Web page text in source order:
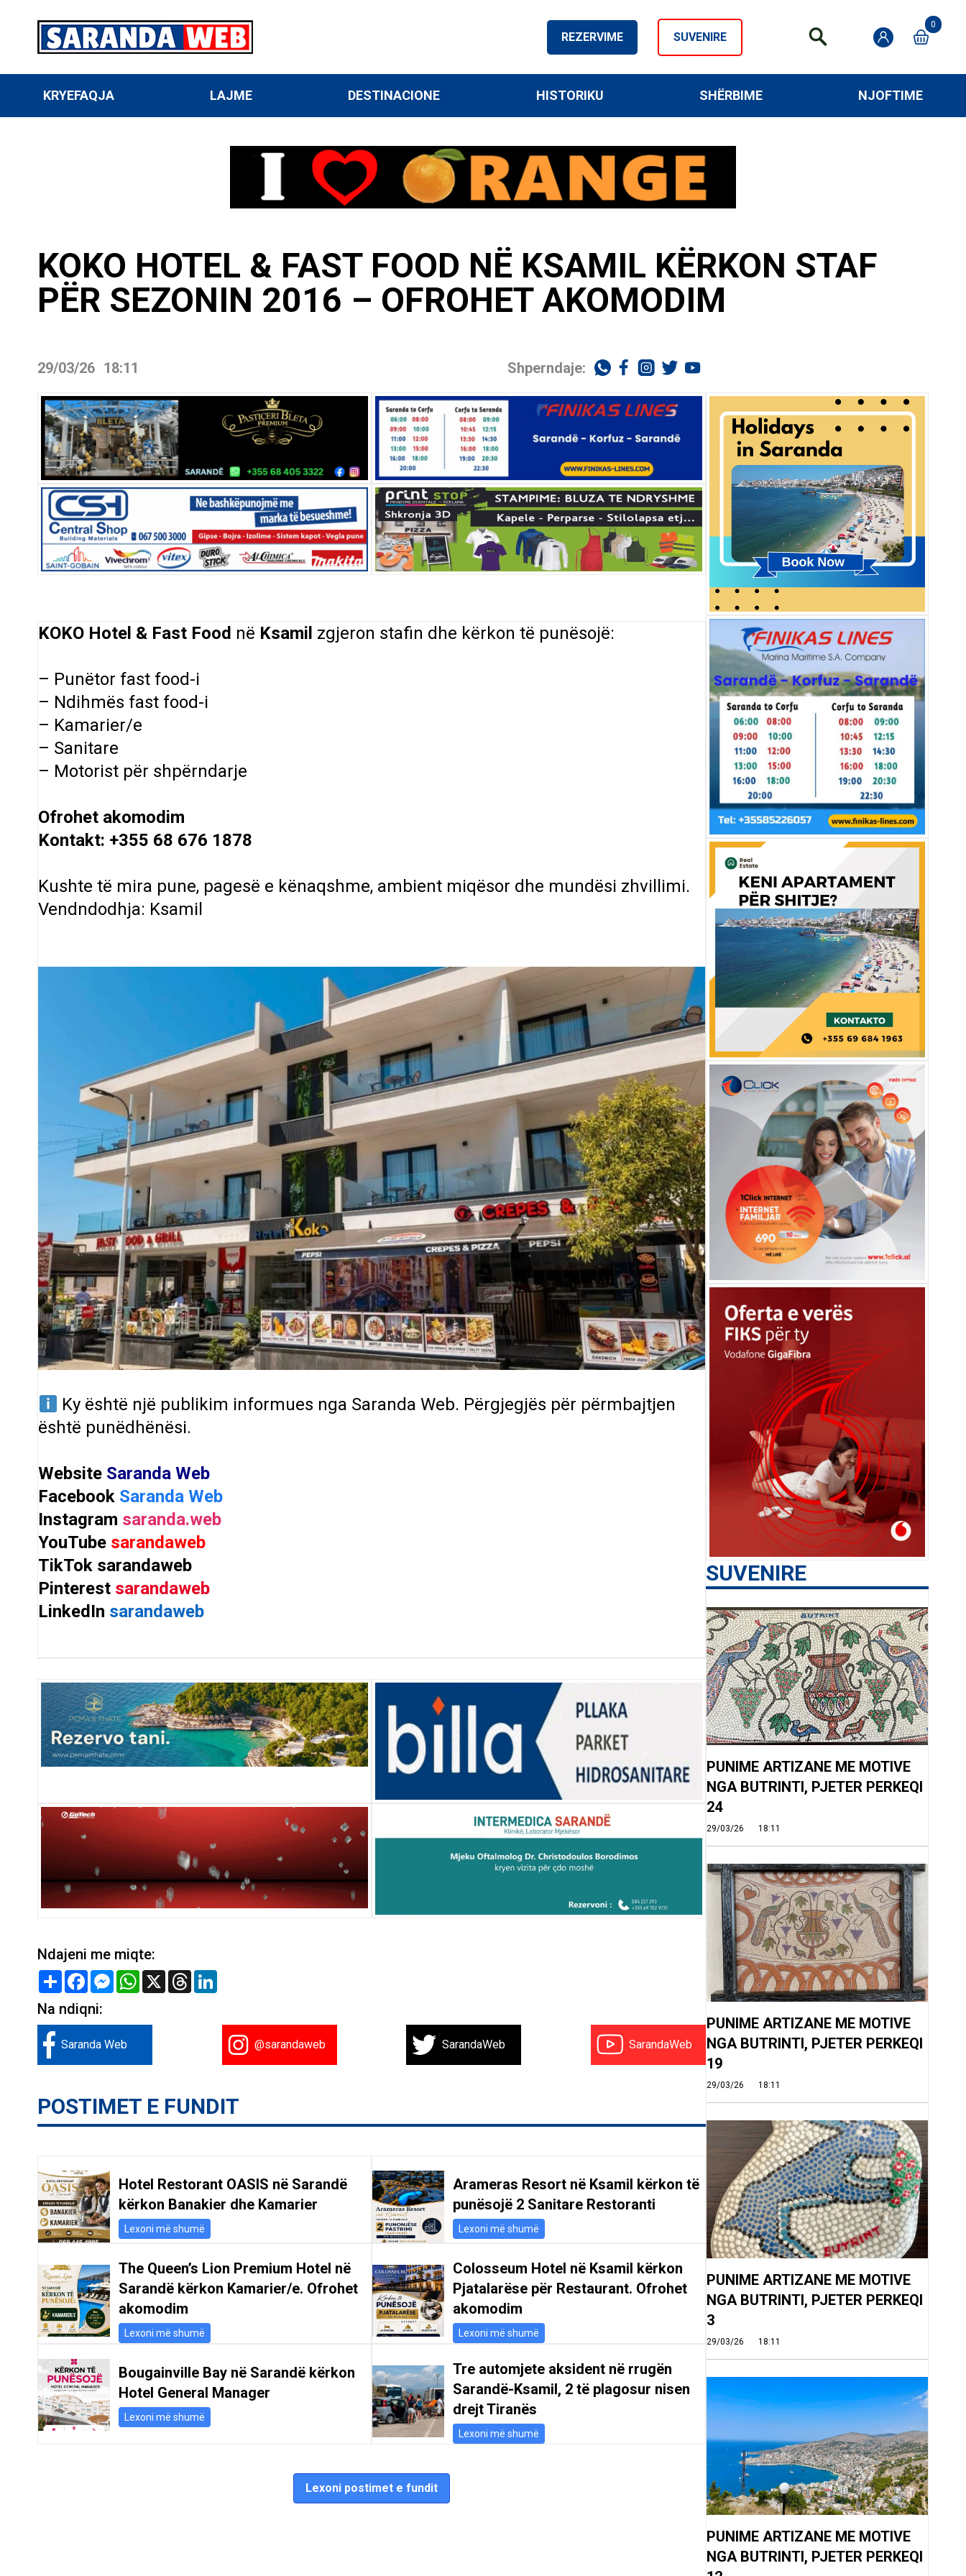
REZERVIME SUVENIRE
0
KRYEFAQJA LAJME DESTINACIONE HISTORIKU SHËRBIME NJOFTIME
KOKO HOTEL & FAST FOOD NË KSAMIL KËRKON STAF
PËR SEZONIN 2016 – OFROHET AKOMODIM
29/03/26 18:11 Shperndaje:
KOKO Hotel & Fast Food në Ksamil zgjeron stafin dhe kërkon të punësojë:
– Punëtor fast food-i
– Ndihmës fast food-i
– Kamarier/e
– Sanitare
– Motorist për shpërndarje
Ofrohet akomodim
Kontakt: +355 68 676 1878
Kushte të mira pune, pagesë e kënaqshme, ambient miqësor dhe mundësi zhvillimi.
Vendndodhja: Ksamil
Ky është një publikim informues nga Saranda Web. Përgjegjës për përmbajtjen
është punëdhënësi.
Website Saranda Web
Facebook Saranda Web
Instagram saranda.web
YouTube sarandaweb
TikTok sarandaweb
Pinterest sarandaweb
LinkedIn sarandaweb
Ndajeni me miqte:
Share FacebookMessenger
WhatsApp
X Threads
Na ndiqni:
Saranda Web @sarandaweb SarandaWeb SarandaWeb
POSTIMET E FUNDIT
Hotel Restorant OASIS në Sarandë
kërkon Banakier dhe Kamarier
Lexoni më shumë
Arameras Resort në Ksamil kërkon të
punësojë 2 Sanitare Restoranti
Lexoni më shumë
The Queen’s Lion Premium Hotel në
Sarandë kërkon Kamarier/e. Ofrohet
akomodim
Lexoni më shumë
Colosseum Hotel në Ksamil kërkon
Pjatalarëse për Restaurant. Ofrohet
akomodim
Lexoni më shumë
Bougainville Bay në Sarandë kërkon
Hotel General Manager
Lexoni më shumë
Tre automjete aksident në rrugën
Sarandë-Ksamil, 2 të plagosur nisen
drejt Tiranës
Lexoni më shumë
Lexoni postimet e fundit
SUVENIRE
PUNIME ARTIZANE ME MOTIVE
NGA BUTRINTI, PJETER PERKEQI
24
29/03/26 18:11
PUNIME ARTIZANE ME MOTIVE
NGA BUTRINTI, PJETER PERKEQI
19
29/03/26 18:11
PUNIME ARTIZANE ME MOTIVE
NGA BUTRINTI, PJETER PERKEQI
3
29/03/26 18:11
PUNIME ARTIZANE ME MOTIVE
NGA BUTRINTI, PJETER PERKEQI